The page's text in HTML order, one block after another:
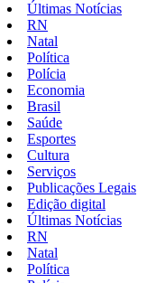
Últimas Notícias
RN
Natal
Política
Polícia
Economia
Brasil
Saúde
Esportes
Cultura
Serviços
Publicações Legais
Edição digital
Últimas Notícias
RN
Natal
Política